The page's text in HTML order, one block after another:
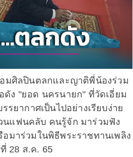
มศิลปินตลกและญาติพี่น้องร่วม
ง "ยอด นครนายก" ที่วัดเอี่ยม
ยากาศเป็นไปอย่างเรียบง่าย
แฟนคลับ คนรู้จัก มาร่วมฟัง
มาร่วมในพิธีพระราชทานเพลิง
28 ส.ค. 65